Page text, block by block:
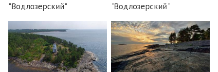
"Водлозерский"
"Водлозерский"